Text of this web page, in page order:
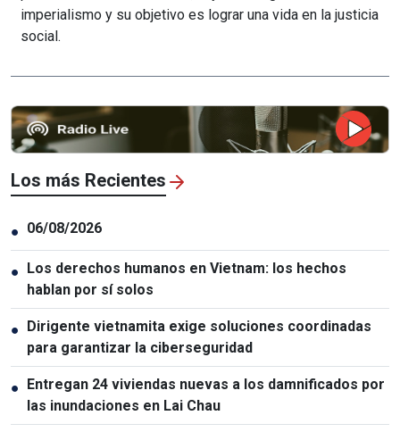
imperialismo y su objetivo es lograr una vida en la justicia
social.
Los más Recientes
● 06/08/2026
● Los derechos humanos en Vietnam: los hechos
hablan por sí solos
● Dirigente vietnamita exige soluciones coordinadas
para garantizar la ciberseguridad
● Entregan 24 viviendas nuevas a los damnificados por
las inundaciones en Lai Chau